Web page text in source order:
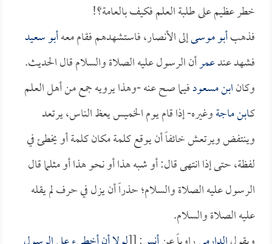
خطر عظيم على طلبة العلم فكيف بالعامة؟!
فذهبأبو موسىإلى الأنصار، فاستشهدهم فقام معهأبو سعيد
فشهد عندعمرأن الرسول عليه الصلاة والسلام قال الحديث.
وكانابن مسعودفيما صح عنه -وهذا يرويه جمع من أهل العلم
كـابن ماجةوغيره- إذا قام يوم الخميس يعظ الناس، يرتعد
وينتفض ويرتعش خائفاً أن يوقع كلمة مكان كلمة أو يخطئ في
لفظة، حتى إذا انتهى قال: أو شبه هذا أو نحو هذا أو مثلما قال
الرسول عليه الصلاة والسلام؛ حذراً أن يزل في حرف لم يقله
عليه الصلاة والسلام.